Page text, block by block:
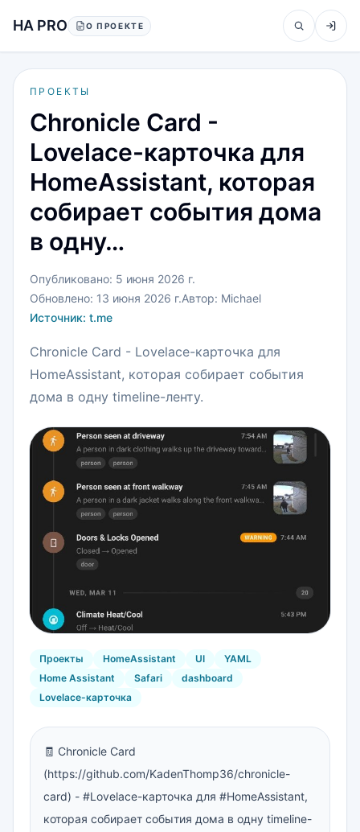
HA PRO О ПРОЕКТЕ
ПРОЕКТЫ
Chronicle Card -
Lovelace-карточка для
HomeAssistant, которая
собирает события дома
в одну…
Опубликовано: 5 июня 2026 г.
Обновлено: 13 июня 2026 г.Автор: Michael
Источник: t.me
Chronicle Card - Lovelace-карточка для
HomeAssistant, которая собирает события
дома в одну timeline-ленту.
Проекты HomeAssistant UI
YAML
Home Assistant
Safari
dashboard
Lovelace-карточка
🧾 Chronicle Card
(https://github.com/KadenThomp36/chronicle-
card) - #Lovelace-карточка для #HomeAssistant,
которая собирает события дома в одну timeline-